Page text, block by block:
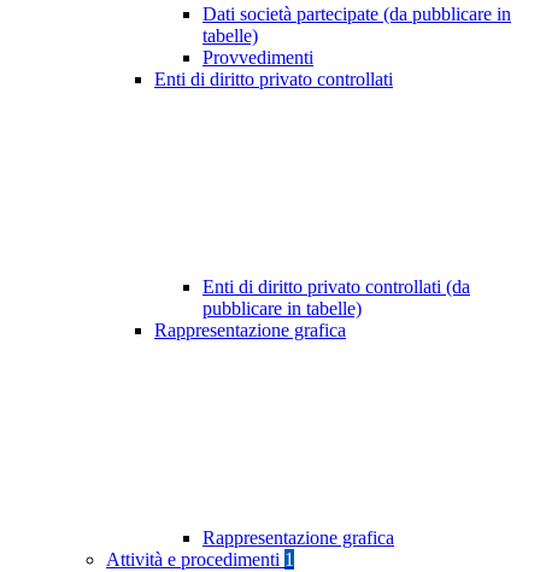
Dati società partecipate (da pubblicare in
tabelle)
Provvedimenti
Enti di diritto privato controllati
Enti di diritto privato controllati (da
pubblicare in tabelle)
Rappresentazione grafica
Rappresentazione grafica
Attività e procedimenti 1